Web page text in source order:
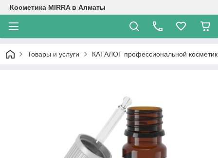
Косметика MIRRA в Алматы
Товары и услуги КАТАЛОГ профессиональной